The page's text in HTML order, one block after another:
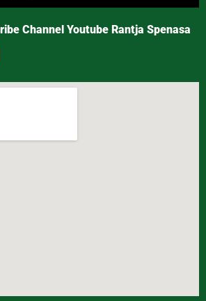
Channel Youtube Rantja Spenasa